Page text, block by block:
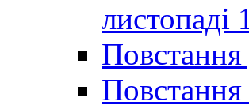
листопаді
Повстання